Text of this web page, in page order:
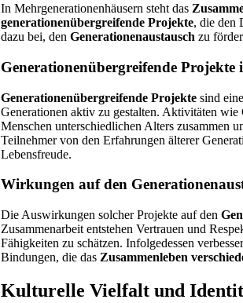
In Mehrgenerationenhäusern steht das
generationenübergreifende Projekte, die den
dazu bei, den Generationenaustausch zu
Generationenübergreifende
Generationenübergreifende Projekte sind
Generationen aktiv zu gestalten. Aktivitäten
Menschen unterschiedlichen Alters zusammen
Teilnehmer von den Erfahrungen älterer
Lebensfreude.
Wirkungen auf den
Die Auswirkungen solcher Projekte auf den
Zusammenarbeit entstehen Vertrauen und
Fähigkeiten zu schätzen. Infolgedessen
Bindungen, die das Zusammenleben
Kulturelle Vielfalt und